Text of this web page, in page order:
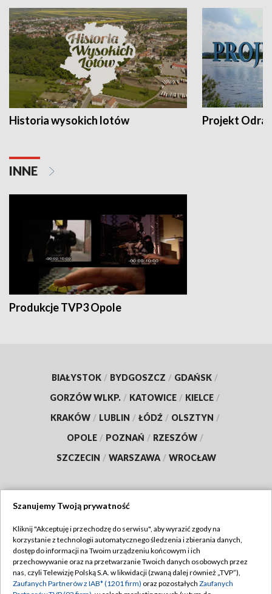
Historia wysokich lotów Projekt Odra
INNE
Produkcje TVP3 Opole
BIAŁYSTOK / BYDGOSZCZ / GDAŃSK /
GORZÓW WLKP. / KATOWICE / KIELCE /
KRAKÓW / LUBLIN / ŁÓDŹ / OLSZTYN /
OPOLE / POZNAŃ / RZESZÓW /
SZCZECIN / WARSZAWA / WROCŁAW
TVP
Abonament TVP
Emisja w TVP
Regulamin TVP
Polityka prywatności
Szanujemy Twoją prywatność
Kliknij "Akceptuję i przechodzę do serwisu", aby wyrazić zgody na
korzystanie z technologii automatycznego śledzenia i zbierania danych,
dostęp do informacji na Twoim urządzeniu końcowym i ich
przechowywanie oraz na przetwarzanie Twoich danych osobowych przez
nas, czyli Telewizję Polską S.A. w likwidacji (zwaną dalej również „TVP”),
Zaufanych Partnerów z IAB* (1201 firm) oraz pozostałych Zaufanych